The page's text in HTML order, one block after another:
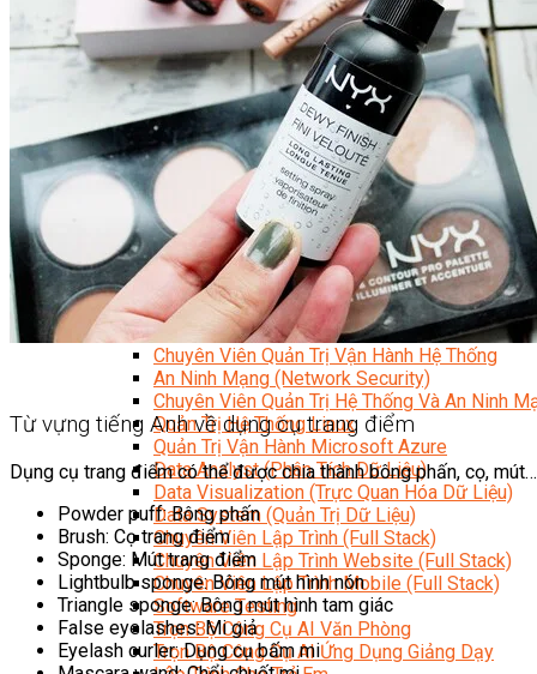
Kỹ Thuật Viên Điện Lạnh Dân Dụng
Kỹ Thuật Viên Điện Dân Dụng
Kỹ Thuật Viên Điện Công Nghiệp
Nghiệp Vụ Tư Vấn & Giám Sát MEP
Sửa Chữa Điện Lạnh Dân Dụng
Chuyên Viên Chẩn Đoán ECU
Kỹ Thuật Viên Đại Tu Hộp Số Tự Động Chuyên Sâu
Kỹ Thuật Quấn Dây Và Sửa Chữa Máy Điện
Thiết Kế Lắp Đặt Hệ Thống Điện Năng Lượng Mặt
Kỹ Thuật Viên Điện Tử Chuyên Ngành Điện – Điện
Ngành Khác
Quản Trị & Phát Triển Doanh Nghiệp
Giám Đốc Nhân Sự Chuyên Nghiệp
Quản Lý Cấp Trung Chuyên Nghiệp
Công Nghệ Thông Tin
Chuyên Viên Quản Trị Vận Hành Hệ Thống
An Ninh Mạng (Network Security)
Chuyên Viên Quản Trị Hệ Thống Và An Ninh
Quản Trị Hệ Thống Linux
Quản Trị Vận Hành Microsoft Azure
Data Analyst (Phân Tích Dữ Liệu)
Data Visualization (Trực Quan Hóa Dữ Liệu)
Data System (Quản Trị Dữ Liệu)
Chuyên Viên Lập Trình (Full Stack)
Chuyên Viên Lập Trình Website (Full Stack)
Chuyên Viên Lập Trình Mobile (Full Stack)
Software Testing
Trọn Bộ Công Cụ AI Văn Phòng
Trọn Bộ Công Cụ AI Ứng Dụng Giảng Dạy
Từ vựng tiếng Anh về dụng cụ trang điểm
Dụng cụ trang điểm có thể được chia thành bông phấn, cọ,
Powder puff: Bông phấn
Brush: Cọ trang điểm
Sponge: Mút trang điểm
Lightbulb sponge: Bông mút hình nón
Triangle sponge: Bông mút hình tam giác
False eyelashes: Mi giả
Eyelash curler: Dụng cụ bấm mi